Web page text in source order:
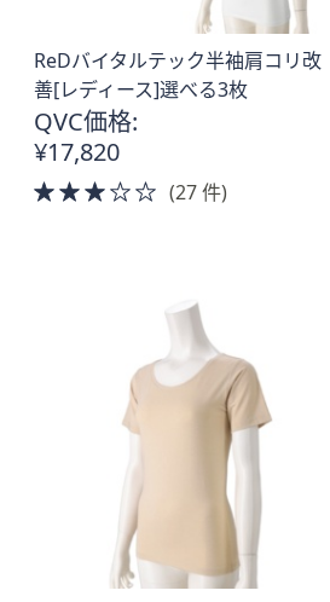
ReDバイタルテック半袖肩コリ改
善[レディース]選べる3枚
QVC価格:
¥17,820
3.0
(27 件)